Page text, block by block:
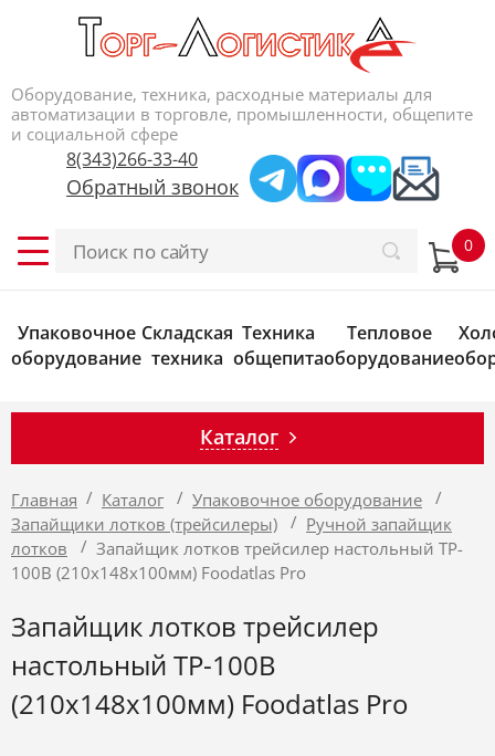
Оборудование, техника, расходные материалы для
автоматизации в торговле, промышленности, общепите
и социальной сфере
8(343)266-33-40
Обратный звонок
Упаковочное
оборудование
Складская
техника
Техника
общепита
Тепловое
оборудование
Каталог
Главная / Каталог / Упаковочное оборудование /
Запайщики лотков (трейсилеры) / Ручной запайщик
лотков
/ Запайщик лотков трейсилер настольный TP-
100B (210х148х100мм) Foodatlas Pro
Запайщик лотков трейсилер
настольный TP-100B
(210х148х100мм) Foodatlas Pro